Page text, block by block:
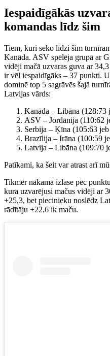
Iespaidīgākās
komandas līdz šim
Tiem, kuri seko līdzi šim
Kanāda. ASV spēlēja grupā ar
vidēji mačā uzvaras guva ar
ir vēl iespaidīgāks – 37 punkti.
dominē top 5 sagrāvēs šajā
Latvijas vārds:
Kanāda – Libāna (128:73
ASV – Jordānija (110:62
Serbija – Ķīna (105:63
Brazīlija – Irāna (100:59
Latvija – Libāna (109:70
Patīkami, ka šeit var atrast arī
Tikmēr nākamā izlase pēc
kura uzvarējusi mačus vidēji ar
+25,3, bet piecinieku noslēdz
rādītāju +22,6 ik maču.